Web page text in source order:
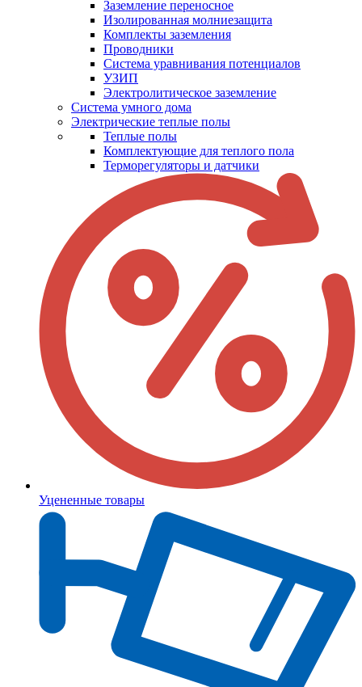
Заземление переносное
Изолированная молниезащита
Комплекты заземления
Проводники
Система уравнивания потенциалов
УЗИП
Электролитическое заземление
Система умного дома
Электрические теплые полы
Теплые полы
Комплектующие для теплого пола
Терморегуляторы и датчики
Уцененные товары